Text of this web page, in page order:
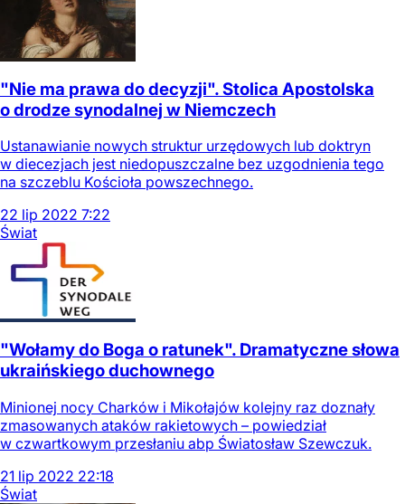
"Nie ma prawa do decyzji". Stolica Apostolska
o drodze synodalnej w Niemczech
Ustanawianie nowych struktur urzędowych lub doktryn
w diecezjach jest niedopuszczalne bez uzgodnienia tego
na szczeblu Kościoła powszechnego.
22 lip 2022 7:22
Świat
"Wołamy do Boga o ratunek". Dramatyczne słowa
ukraińskiego duchownego
Minionej nocy Charków i Mikołajów kolejny raz doznały
zmasowanych ataków rakietowych – powiedział
w czwartkowym przesłaniu abp Światosław Szewczuk.
21 lip 2022 22:18
Świat